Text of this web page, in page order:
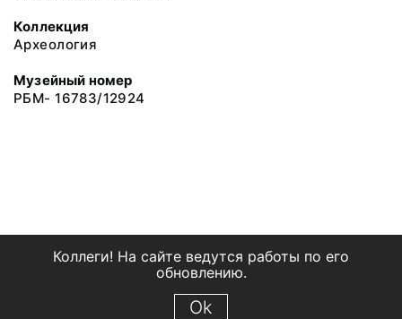
Коллекция
Археология
Музейный номер
РБМ- 16783/12924
Коллеги! На сайте ведутся работы по его
обновлению.
Ok